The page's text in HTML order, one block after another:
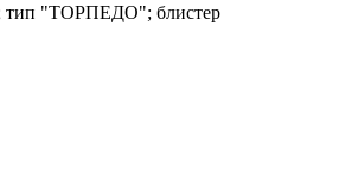
тип "ТОРПЕДО"; блистер